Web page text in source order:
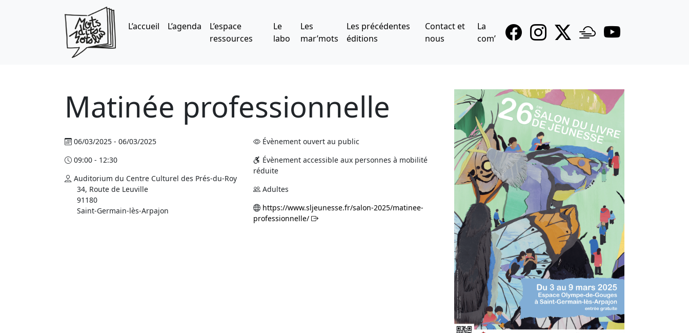
L’accueil
L’agenda
L’espace
ressources
Le
labo
Les
mar’mots
Les précédentes
éditions
Contact et
nous
La
com’
Matinée professionnelle
06/03/2025 - 06/03/2025
09:00 - 12:30
Auditorium du Centre Culturel des Prés-du-Roy
34, Route de Leuville
91180
Saint-Germain-lès-Arpajon
Évènement ouvert au public
Évènement accessible aux personnes à mobilité
réduite
Adultes
https://www.sljeunesse.fr/salon-2025/matinee-
professionnelle/